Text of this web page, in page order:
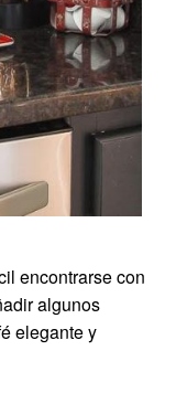
encontrarse con
algunos
elegante y